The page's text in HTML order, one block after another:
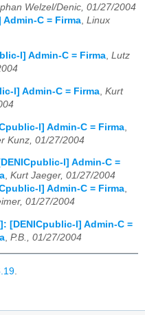
Welzel/Denic, 01/27/2004
Admin-C = Firma Linux
l] Admin-C = Firma, Lutz
l] Admin-C = Firma Kurt
l] Admin-C = Firma
Kunz, 01/27/2004
l] Admin-C =
, Kurt Jaeger, 01/27/2004
l] Admin-C = Firma,
01/27/2004
[DENICpublic-l] Admin-C =
P.B., 01/27/2004